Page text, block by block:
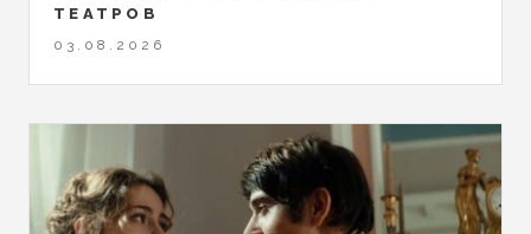
ТЕАТРОВ
03.08.2026